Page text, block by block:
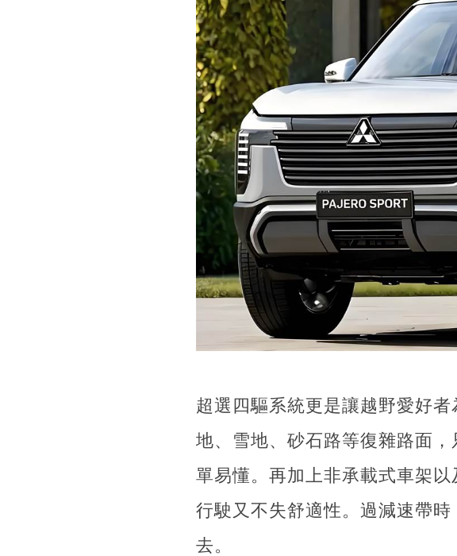
超選四驅系統更是讓越野愛好
地、雪地、砂石路等復雜路面
單易懂。再加上非承載式車架
行駛又不失舒適性。過減速帶
去。